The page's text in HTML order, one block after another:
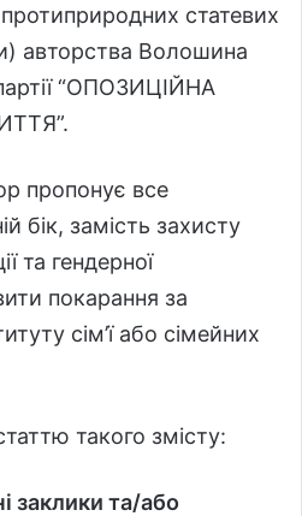
протиприродних статевих
авторства Волошина
“ОПОЗИЦІЙНА
пропонує все
бік, замість захисту
та гендерної
покарання за
сім’ї або сімейних
такого змісту:
заклики та/або